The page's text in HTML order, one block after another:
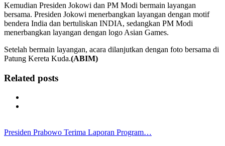
Kemudian Presiden Jokowi dan PM Modi bermain layangan
bersama. Presiden Jokowi menerbangkan layangan dengan motif
bendera India dan bertuliskan INDIA, sedangkan PM Modi
menerbangkan layangan dengan logo Asian Games.
Setelah bermain layangan, acara dilanjutkan dengan foto bersama di
Patung Kereta Kuda.(ABIM)
Related posts
Presiden Prabowo Terima Laporan Program…